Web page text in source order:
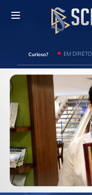
Curioso? EM DIRETO